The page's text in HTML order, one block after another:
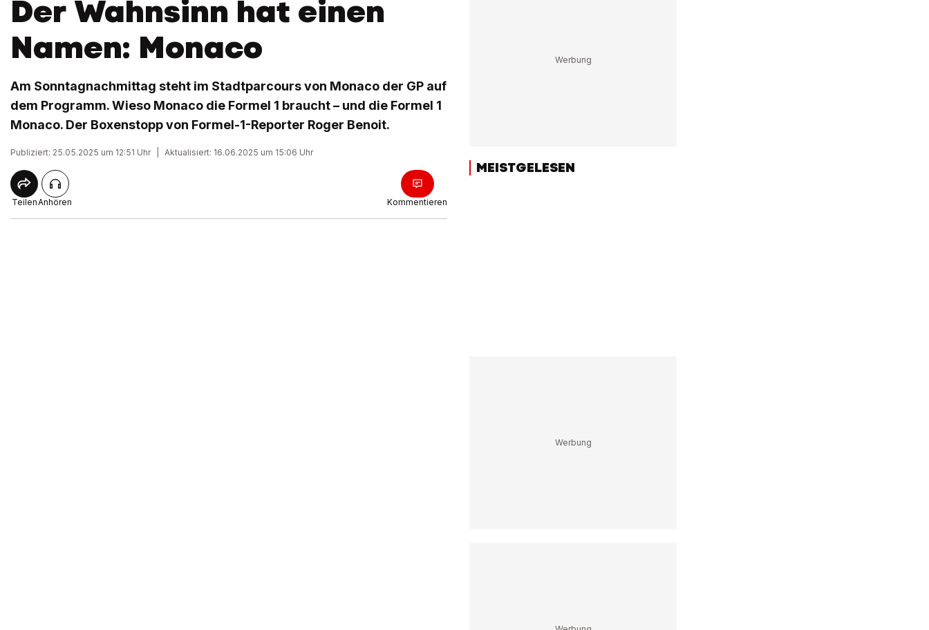
Der Wahnsinn hat einen
Namen: Monaco
Am Sonntagnachmittag steht im Stadtparcours von Monaco der GP auf
dem Programm. Wieso Monaco die Formel 1 braucht – und die Formel 1
Monaco. Der Boxenstopp von Formel-1-Reporter Roger Benoit.
Publiziert: 25.05.2025 um 12:51 Uhr Aktualisiert: 16.06.2025 um 15:06 Uhr
TeilenAnhören Kommentieren
MEISTGELESEN